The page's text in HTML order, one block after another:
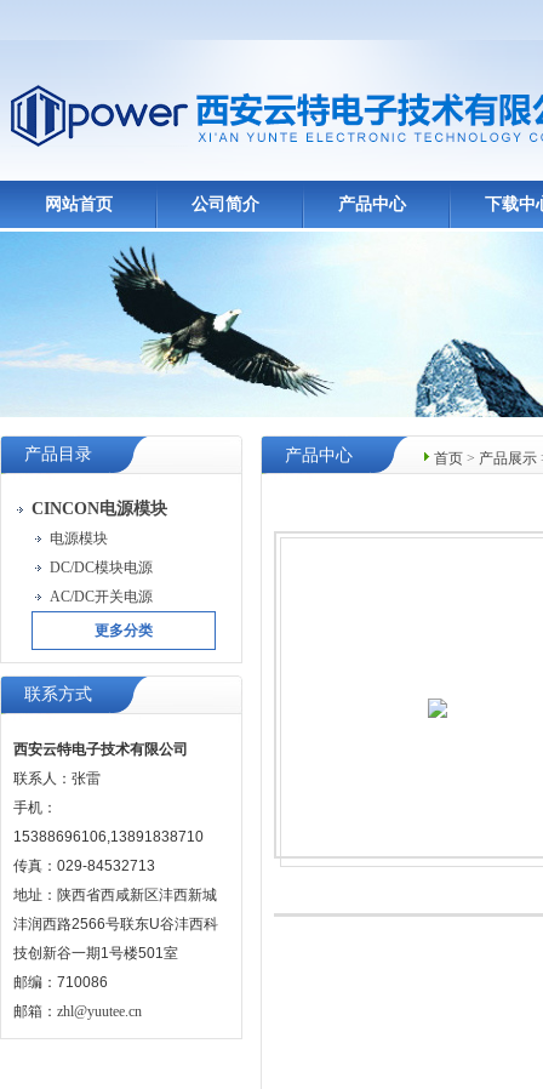
网站首页 公司简介 产品中心 下载中
产品目录
CINCON电源模块
电源模块
DC/DC模块电源
AC/DC开关电源
更多分类
联系方式
西安云特电子技术有限公司
联系人：张雷
手机：
15388696106,13891838710
传真：029-84532713
地址：陕西省西咸新区沣西新城
沣润西路2566号联东U谷沣西科
技创新谷一期1号楼501室
邮编：710086
邮箱： zhl@yuutee.cn
首页 > 产品展示
产品中心